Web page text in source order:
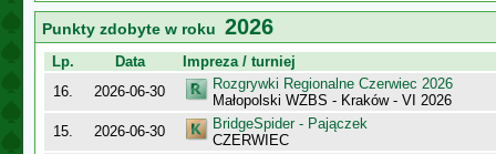
Punkty zdobyte w roku 2026
Lp. Data
Impreza / turniej
16.
2026-06-30
Rozgrywki Regionalne Czerwiec 2026
Małopolski WZBS - Kraków - VI 2026
15.
2026-06-30
BridgeSpider - Pajączek
CZERWIEC